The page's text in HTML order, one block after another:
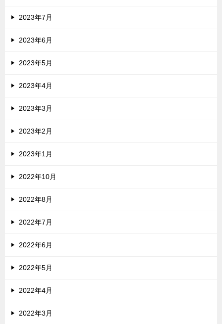
2023年7月
2023年6月
2023年5月
2023年4月
2023年3月
2023年2月
2023年1月
2022年10月
2022年8月
2022年7月
2022年6月
2022年5月
2022年4月
2022年3月